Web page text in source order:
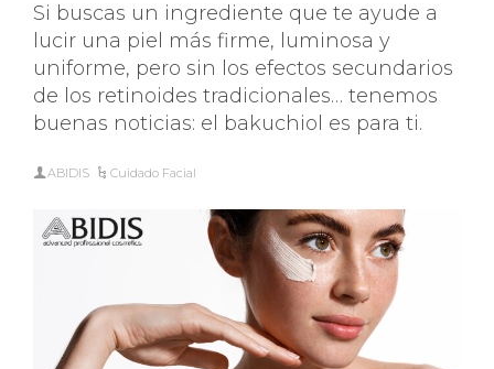
Si buscas un ingrediente que te ayude a
lucir una piel más firme, luminosa y
uniforme, pero sin los efectos secundarios
de los retinoides tradicionales… tenemos
buenas noticias: el bakuchiol es para ti.
ABIDIS Cuidado Facial